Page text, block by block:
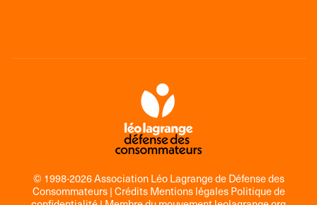
© 1998-2026 Association Léo Lagrange de Défense des
Consommateurs |Crédits Mentions légales Politique de